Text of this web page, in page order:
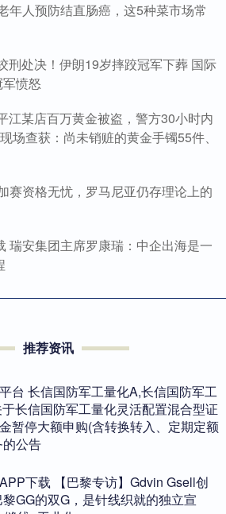
年人预防结直肠癌，这5种菜市场常
刑处决！伊朗19岁摔跤冠军下葬 国际
愤怒
江某店百万黄金被盗，警方30小时内
场查获：尚未销赃的黄金手镯55件、
赛资格无忧，罗马尼亚仍存理论上的
瑞安集团主席罗康瑞：中企出海是一
推荐资讯
台 长信国防军工量化A,长信国防军工
长信国防军工量化灵活配置混合型证
暂停大额申购(含转换转入、定期定额
公告
下载 【巴黎专访】Gdvin Gsell创
黎GG的双G，是针线织就的独立宣